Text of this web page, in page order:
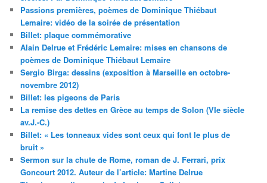
Passions premières, poèmes de Dominique Thiébaut
Lemaire: vidéo de la soirée de présentation
Billet: plaque commémorative
Alain Delrue et Frédéric Lemaire: mises en chansons de
poèmes de Dominique Thiébaut Lemaire
Sergio Birga: dessins (exposition à Marseille en octobre-
novembre 2012)
Billet: les pigeons de Paris
La remise des dettes en Grèce au temps de Solon (VIe siècle
av.J.-C.)
Billet: « Les tonneaux vides sont ceux qui font le plus de
bruit »
Sermon sur la chute de Rome, roman de J. Ferrari, prix
Goncourt 2012. Auteur de l’article: Martine Delrue